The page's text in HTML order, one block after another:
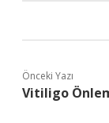
Önceki Yazı
Vitiligo